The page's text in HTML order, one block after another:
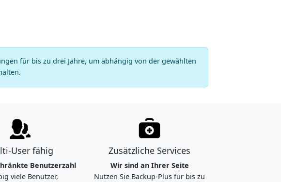
für bis zu drei Jahre, um abhängig von der gewählten
User fähig
Benutzerzahl
viele Benutzer,
Zusätzliche Services
Wir sind an Ihrer Seite
Nutzen Sie Backup-Plus für bis zu